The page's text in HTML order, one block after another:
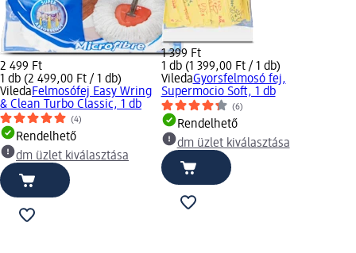
2 499 Ft
1 db (2 499,00 Ft / 1 db)
ViledaFelmosófej Easy Wring
& Clean Turbo Classic, 1 db
(4)
Rendelhető
dm üzlet kiválasztása
1 399 Ft
1 db (1 399,00 Ft / 1 db)
ViledaGyorsfelmosó fej,
Supermocio Soft, 1 db
(6)
Rendelhető
dm üzlet kiválasztása